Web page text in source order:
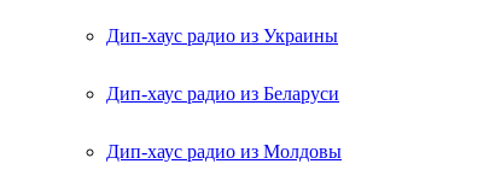
Дип-хаус радио из Украины
Дип-хаус радио из Беларуси
Дип-хаус радио из Молдовы